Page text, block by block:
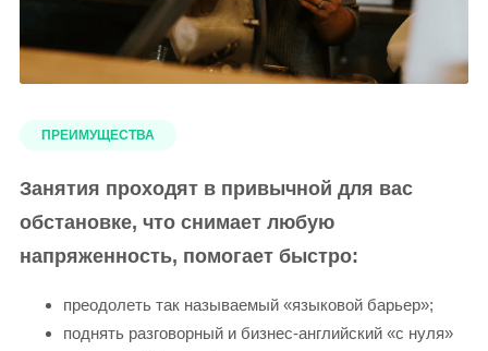
ПРЕИМУЩЕСТВА
Занятия проходят в привычной для вас
обстановке, что снимает любую
напряженность, помогает быстро:
преодолеть так называемый «языковой барьер»;
поднять разговорный и бизнес-английский «с нуля»